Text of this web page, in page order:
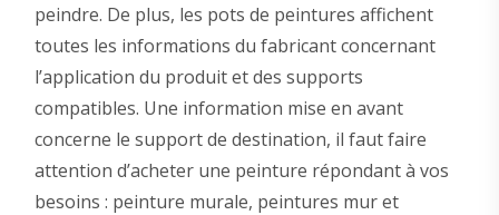
peindre. De plus, les pots de peintures affichent
toutes les informations du fabricant concernant
l’application du produit et des supports
compatibles. Une information mise en avant
concerne le support de destination, il faut faire
attention d’acheter une peinture répondant à vos
besoins : peinture murale, peintures mur et